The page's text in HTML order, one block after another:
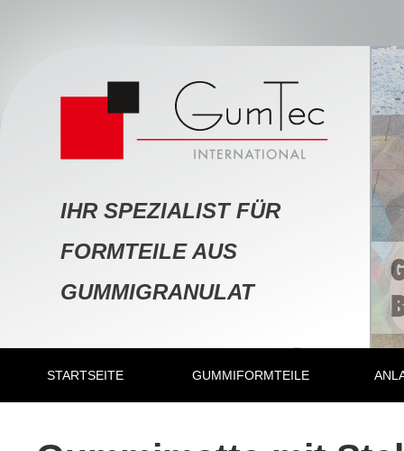
IHR SPEZIALIST FÜR
FORMTEILE AUS
GUMMIGRANULAT
STARTSEITE GUMMIFORMTEILE